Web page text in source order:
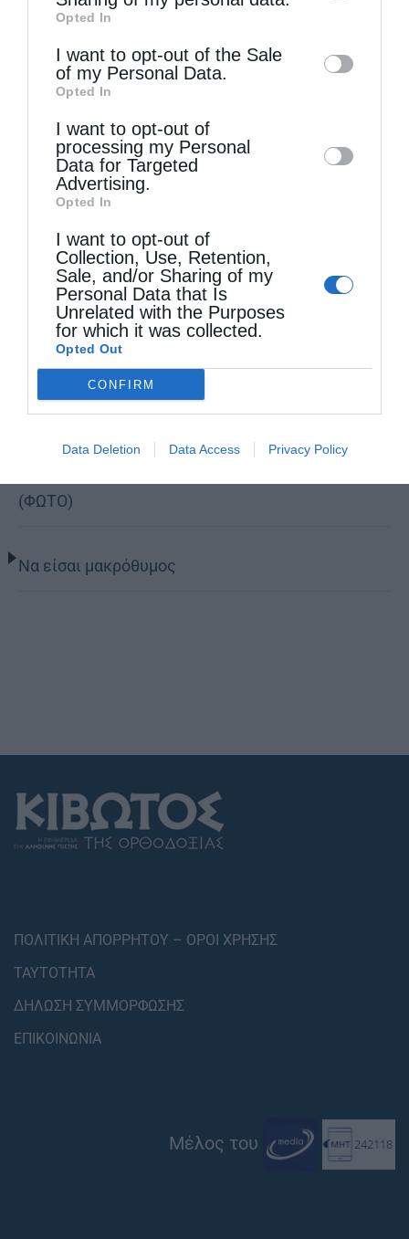
of downstream participants. This
information may also be disclosed by us to
third parties on theIAB’s List of
Downstream Participants
disclose it to other third parties.
Opted In
I want to opt-out of the Sale
of my Personal Data.
Opted In
I want to opt-out of
processing my Personal
Data for Targeted
Advertising.
Opted In
I want to opt-out of
Collection, Use, Retention,
Sale, and/or Sharing of my
Personal Data that Is
Unrelated with the Purposes
for which it was collected.
Opted Out
CONFIRM
Data Deletion Data Access Privacy Policy
Τελευταία άρθρα
Η πνευματική μελέτη
Χειροθεσία Πνευματικού και Οικονόμου στις
Πινακάτες
Μακριά από τον Χριστό
(ΦΩΤΟ)
Να είσαι μακρόθυμος
ΠΟΛΙΤΙΚΗ ΑΠΟΡΡΗΤΟΥ – ΟΡΟΙ ΧΡΗΣΗΣ
ΤΑΥΤΟΤΗΤΑ
ΔΗΛΩΣΗ ΣΥΜΜΟΡΦΩΣΗΣ
ΕΠΙΚΟΙΝΩΝΙΑ
Μέλος του